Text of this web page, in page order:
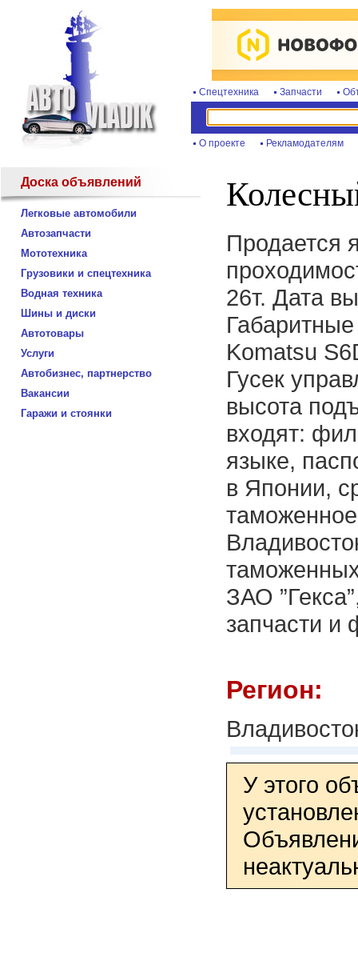
Спецтехника Запчасти
О проекте Рекламодателям
Доска объявлений
Легковые автомобили
Автозапчасти
Мототехника
Грузовики и спецтехника
Водная техника
Шины и диски
Автотовары
Услуги
Автобизнес, партнерство
Вакансии
Гаражи и стоянки
Продается
26т. Дата
Komatsu
Гусек
высота
входят:
языке,
в Японии,
ЗАО
запчасти и
Регион:
У этого